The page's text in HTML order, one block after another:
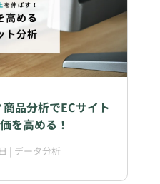
品分析でECサイト
を高める！
| データ分析